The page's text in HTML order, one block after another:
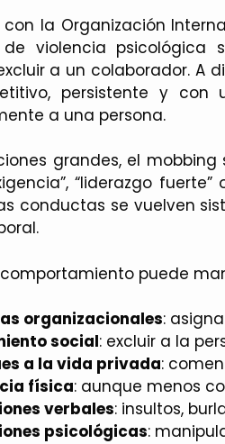
la Organización
violencia psicológica
a un colaborador. A
persistente y
a una persona.
grandes, el
“liderazgo
conductas se vuelven
puede
organizacionales:
social: excluir a la
a la vida privada:
física: aunque menos
verbales: insultos,
psicológicas: